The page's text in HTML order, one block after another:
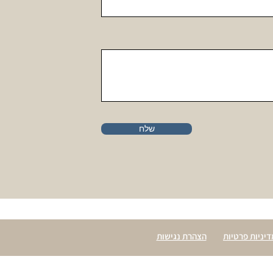
שלח
הצהרת נגישות פרטיות